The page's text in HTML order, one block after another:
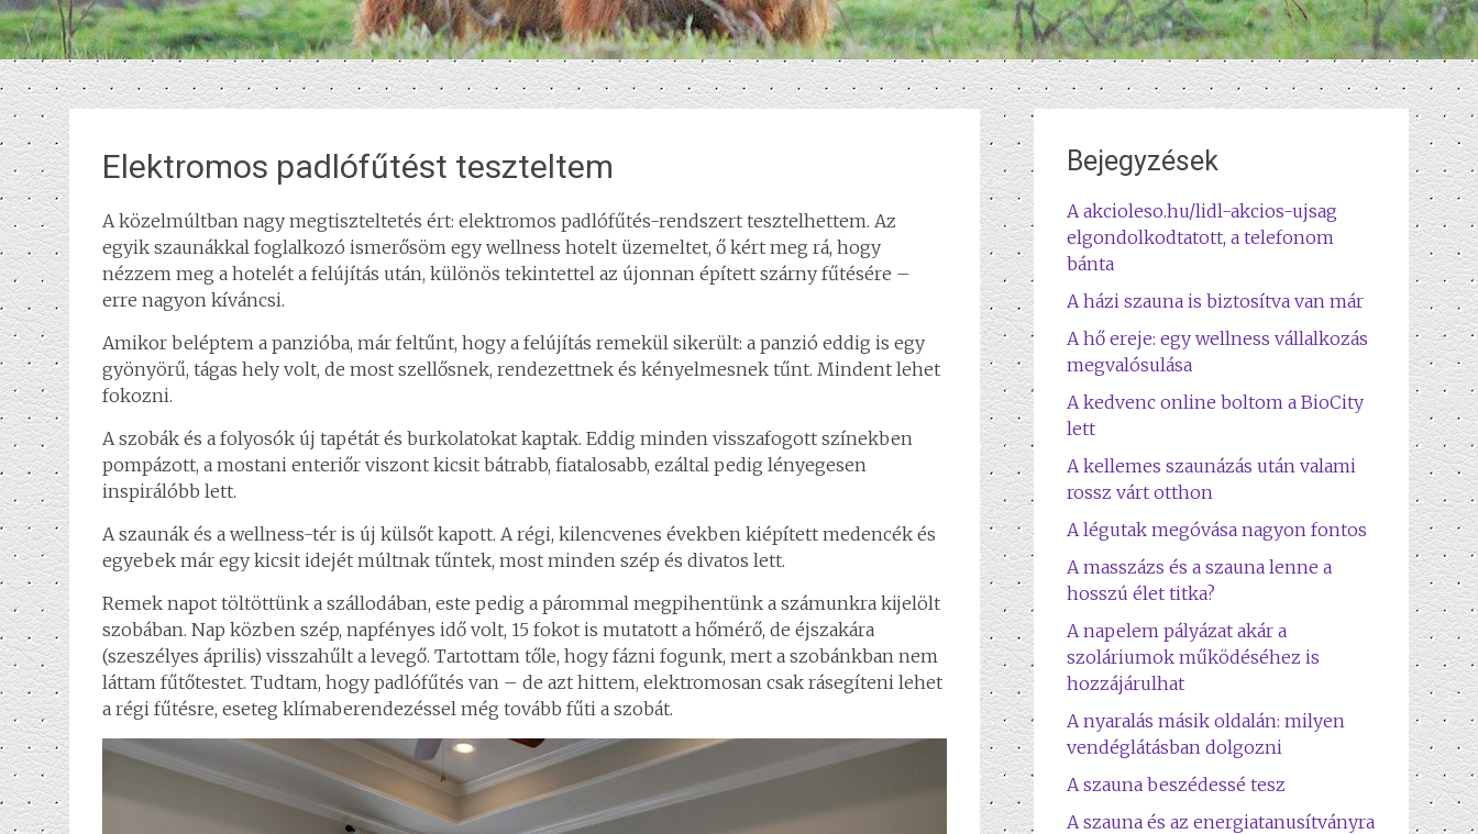
Elektromos padlófűtést teszteltem
A közelmúltban nagy megtiszteltetés ért: elektromos padlófűtés-rendszert tesztelhettem. Az
egyik szaunákkal foglalkozó ismerősöm egy wellness hotelt üzemeltet, ő kért meg rá, hogy
nézzem meg a hotelét a felújítás után, különös tekintettel az újonnan épített szárny fűtésére –
erre nagyon kíváncsi.
Amikor beléptem a panzióba, már feltűnt, hogy a felújítás remekül sikerült: a panzió eddig is egy
gyönyörű, tágas hely volt, de most szellősnek, rendezettnek és kényelmesnek tűnt. Mindent lehet
fokozni.
A szobák és a folyosók új tapétát és burkolatokat kaptak. Eddig minden visszafogott színekben
pompázott, a mostani enteriőr viszont kicsit bátrabb, fiatalosabb, ezáltal pedig lényegesen
inspirálóbb lett.
A szaunák és a wellness-tér is új külsőt kapott. A régi, kilencvenes években kiépített medencék és
egyebek már egy kicsit idejét múltnak tűntek, most minden szép és divatos lett.
Remek napot töltöttünk a szállodában, este pedig a párommal megpihentünk a számunkra kijelölt
szobában. Nap közben szép, napfényes idő volt, 15 fokot is mutatott a hőmérő, de éjszakára
(szeszélyes április) visszahűlt a levegő. Tartottam tőle, hogy fázni fogunk, mert a szobánkban nem
láttam fűtőtestet. Tudtam, hogy padlófűtés van – de azt hittem, elektromosan csak rásegíteni lehet
a régi fűtésre, eseteg klímaberendezéssel még tovább fűti a szobát.
Bejegyzések
A akcioleso.hu/lidl-akcios-ujsag
elgondolkodtatott, a telefonom
bánta
A házi szauna is biztosítva van már
A hő ereje: egy wellness vállalkozás
megvalósulása
A kedvenc online boltom a BioCity
lett
A kellemes szaunázás után valami
rossz várt otthon
A légutak megóvása nagyon fontos
A masszázs és a szauna lenne a
hosszú élet titka?
A napelem pályázat akár a
szoláriumok működéséhez is
hozzájárulhat
A nyaralás másik oldalán: milyen
vendéglátásban dolgozni
A szauna beszédessé tesz
A szauna és az energiatanusítványra